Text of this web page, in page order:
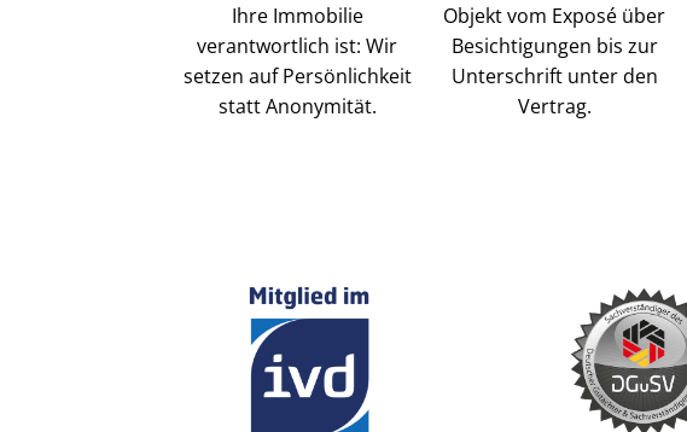
Ihre Immobilie
verantwortlich ist: Wir
setzen auf Persönlichkeit
statt Anonymität.
Objekt vom Exposé über
Besichtigungen bis zur
Unterschrift unter den
Vertrag.